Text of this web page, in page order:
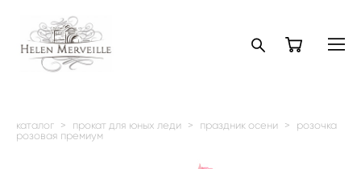
каталог > прокат для юных леди > праздник осени >
розочка
розовая премиум